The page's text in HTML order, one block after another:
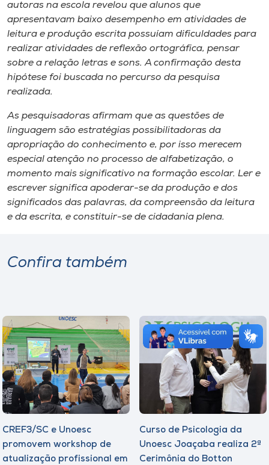
autoras na escola revelou que alunos que
apresentavam baixo desempenho em atividades de
leitura e produção escrita possuíam dificuldades para
realizar atividades de reflexão ortográfica, pensar
sobre a relação letras e sons. A confirmação desta
hipótese foi buscada no percurso da pesquisa
realizada.
As pesquisadoras afirmam que as questões de
linguagem são estratégias possibilitadoras da
apropriação do conhecimento e, por isso merecem
especial atenção no processo de alfabetização, o
momento mais significativo na formação escolar. Ler e
escrever significa apoderar-se da produção e dos
significados das palavras, da compreensão da leitura
e da escrita, e constituir-se de cidadania plena.
Confira também
CREF3/SC e Unoesc
promovem workshop de
atualização profissional em
Curso de Psicologia da
Unoesc Joaçaba realiza 2ª
Cerimônia do Botton